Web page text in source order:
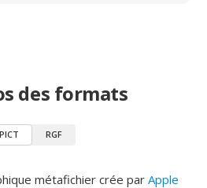
des formats
PICT RGF
métafichier crée par Apple